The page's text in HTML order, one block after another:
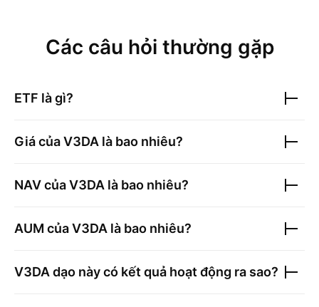
Các câu hỏi thường gặp
ETF là gì?
Giá củaV3DA là bao nhiêu?
NAV củaV3DA là bao nhiêu?
AUM củaV3DA là bao nhiêu?
V3DA dạo này có kết quả hoạt động ra sao?